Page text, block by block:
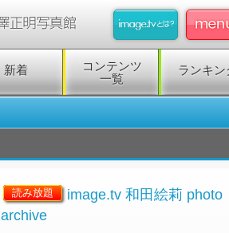
新着
コンテンツ
一覧
ランキン
読み放題
image.tv 和田絵莉 photo
archive